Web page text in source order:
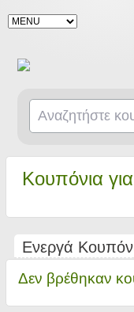
Κουπόνια
Ενεργά
Δεν βρέθηκαν